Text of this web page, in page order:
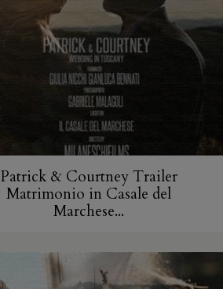
Patrick & Courtney Trailer
Matrimonio in Casale del
Marchese...